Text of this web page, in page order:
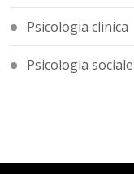
Psicologia clinica
Psicologia sociale